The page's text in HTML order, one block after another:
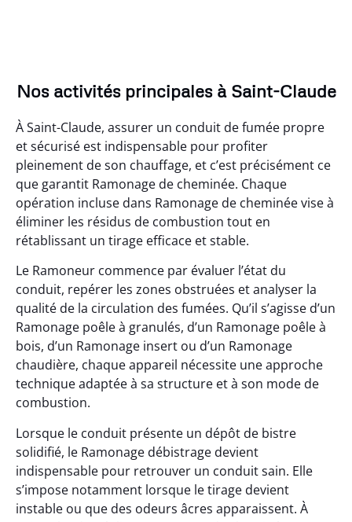
Nos activités principales à Saint-Claude
À Saint-Claude, assurer un conduit de fumée propre
et sécurisé est indispensable pour profiter
pleinement de son chauffage, et c’est précisément ce
que garantit Ramonage de cheminée. Chaque
opération incluse dans Ramonage de cheminée vise à
éliminer les résidus de combustion tout en
rétablissant un tirage efficace et stable.
Le Ramoneur commence par évaluer l’état du
conduit, repérer les zones obstruées et analyser la
qualité de la circulation des fumées. Qu’il s’agisse d’un
Ramonage poêle à granulés, d’un Ramonage poêle à
bois, d’un Ramonage insert ou d’un Ramonage
chaudière, chaque appareil nécessite une approche
technique adaptée à sa structure et à son mode de
combustion.
Lorsque le conduit présente un dépôt de bistre
solidifié, le Ramonage débistrage devient
indispensable pour retrouver un conduit sain. Elle
s’impose notamment lorsque le tirage devient
instable ou que des odeurs âcres apparaissent. À